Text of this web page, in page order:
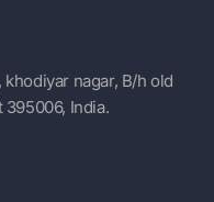
nagar, B/h old
395006, India.